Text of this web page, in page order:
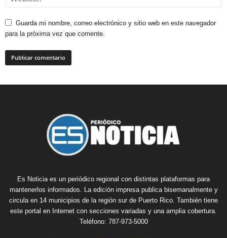
Guarda mi nombre, correo electrónico y sitio web en este navegador
para la próxima vez que comente.
Es Noticia es un periódico regional con distintas plataformas para
mantenerlos informados. La edición impresa publica bisemanalmente y
circula en 14 municipios de la región sur de Puerto Rico. También tiene
este portal en Internet con secciones variadas y una amplia cobertura.
Teléfono: 787-973-5000